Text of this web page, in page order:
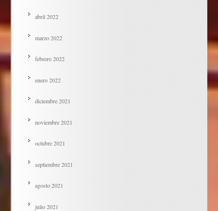
abril 2022
marzo 2022
febrero 2022
enero 2022
diciembre 2021
noviembre 2021
octubre 2021
septiembre 2021
agosto 2021
julio 2021